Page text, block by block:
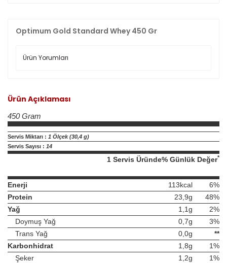
Optimum Gold Standard Whey 450 Gr
Ürün Yorumları
Ürün Açıklaması
450 Gram
Servis Miktarı : 1 Ölçek (30,4 g)
Servis Sayısı : 14
1 Servis Üründe% Günlük Değer*
113kcal 6%
Enerji
23,9g
48%
Protein
1,1g
2%
Yağ
0,7g
3%
Doymuş Yağ
0,0g
**
Trans Yağ
1,8g
1%
Karbonhidrat
1,2g
1%
Şeker